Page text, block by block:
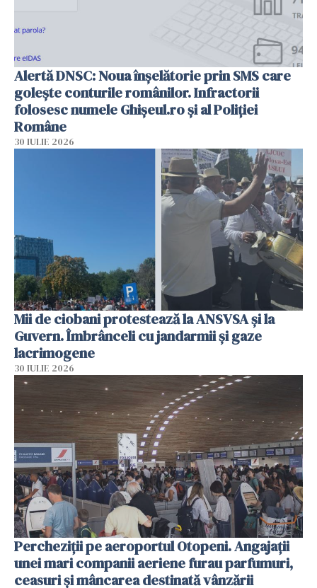
Alertă DNSC: Noua înșelătorie prin SMS care
golește conturile românilor. Infractorii
folosesc numele Ghișeul.ro și al Poliției
Române
30 IULIE 2026
Mii de ciobani protestează la ANSVSA și la
Guvern. Îmbrânceli cu jandarmii și gaze
lacrimogene
30 IULIE 2026
Percheziții pe aeroportul Otopeni. Angajații
unei mari companii aeriene furau parfumuri,
ceasuri și mâncarea destinată vânzării